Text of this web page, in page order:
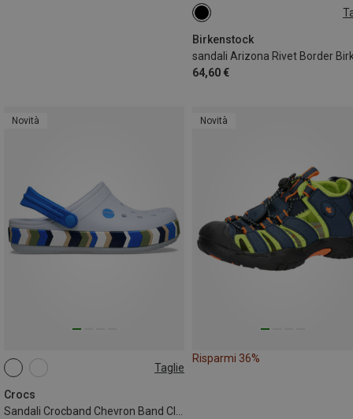
Birkenstock
64,60 €
31
Novità
Taglie
Crocs
Sandali Crocband Chevron Band Clog bambino
Novità
Risparmi 36%